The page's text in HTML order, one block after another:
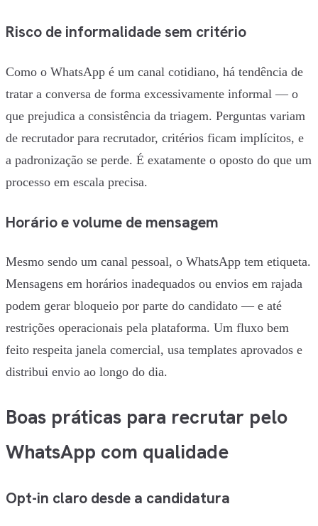
Risco de informalidade sem critério
Como o WhatsApp é um canal cotidiano, há tendência de
tratar a conversa de forma excessivamente informal — o
que prejudica a consistência da triagem. Perguntas variam
de recrutador para recrutador, critérios ficam implícitos, e
a padronização se perde. É exatamente o oposto do que um
processo em escala precisa.
Horário e volume de mensagem
Mesmo sendo um canal pessoal, o WhatsApp tem etiqueta.
Mensagens em horários inadequados ou envios em rajada
podem gerar bloqueio por parte do candidato — e até
restrições operacionais pela plataforma. Um fluxo bem
feito respeita janela comercial, usa templates aprovados e
distribui envio ao longo do dia.
Boas práticas para recrutar pelo
WhatsApp com qualidade
Opt-in claro desde a candidatura